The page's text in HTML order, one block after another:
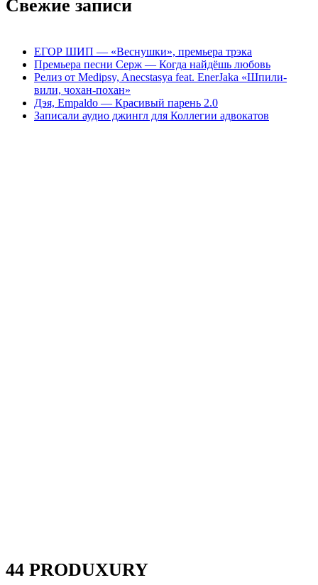
Свежие записи
ЕГОР ШИП — «Веснушки», премьера трэка
Премьера песни Серж — Когда найдёшь любовь
Релиз от Medipsy, Anecstasya feat. EnerJaka «Шпили-
вили, чохан-похан»
Дэя, Empaldo — Красивый парень 2.0
Записали аудио джингл для Коллегии адвокатов
44 PRODUXURY